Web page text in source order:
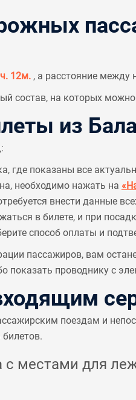
12м. , а расстояние между
состав, на которых
из
где показаны все
необходимо нажать на
внести данные
в билете, и при
способ оплаты и
пассажиров, вам
проводнику с
поездам и
местами для